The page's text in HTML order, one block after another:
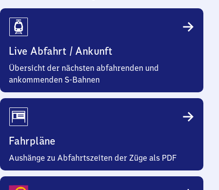
Reiseinfos
Live Abfahrt / Ankunft
Übersicht der nächsten abfahrenden und
ankommenden S-Bahnen
Fahrpläne
Aushänge zu Abfahrtszeiten der Züge als PDF